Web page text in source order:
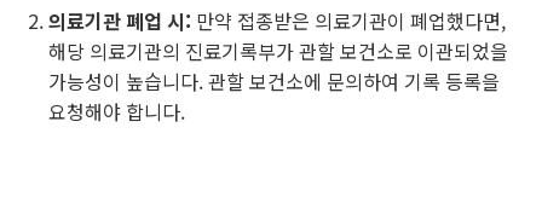
의료기관 폐업 시: 만약 접종받은 의료기관이 폐업했다면,
해당 의료기관의 진료기록부가 관할 보건소로 이관되었을
가능성이 높습니다. 관할 보건소에 문의하여 기록 등록을
요청해야 합니다.